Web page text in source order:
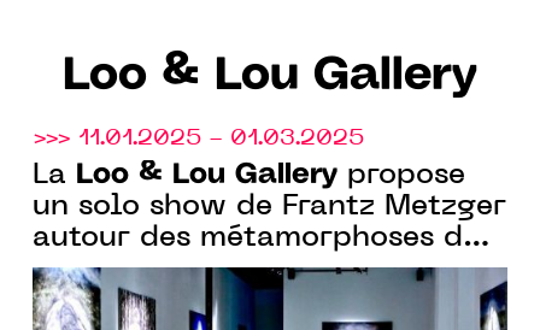
Loo & Lou Gallery
>>> 11.01.2025 - 01.03.2025
La Loo & Lou Gallery propose
un solo show de Frantz Metzger
autour des métamorphoses du
corps